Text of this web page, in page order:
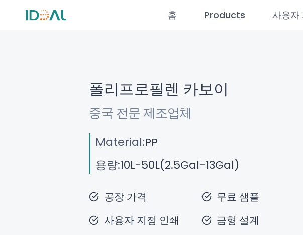
홈 Products 사용자
폴리프로필렌 카보이
중국 전문 제조업체
Material:PP
용량:10L-50L(2.5Gal-13Gal)
공장 가격
무료 샘플
사용자 지정 인쇄
금형 설계